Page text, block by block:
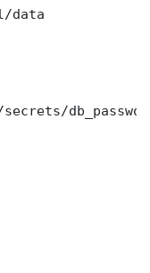
data
secrets/